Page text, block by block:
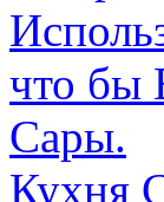
Кухня